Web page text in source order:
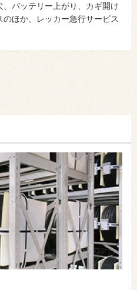
バッテリー上がり、カギ開け
ほか、レッカー急行サービス